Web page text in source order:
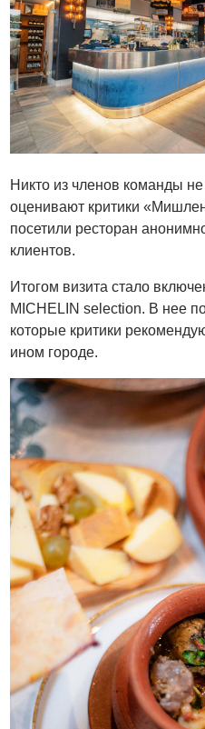
Никто из членов команды не
оценивают критики
посетили ресторан
клиентов.
Итогом визита стало
MICHELIN selection. В нее
которые критики
ином городе.